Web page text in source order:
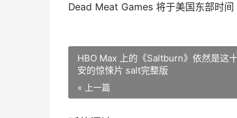
Dead Meat Games 将于美国东部时
HBO Max 上的《Saltburn》依然是这
安的惊悚片 salt完整版
« 上一篇